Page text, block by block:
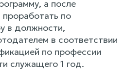
а после
проработать по
в должности,
в соответствии
по профессии
служащего 1 год.